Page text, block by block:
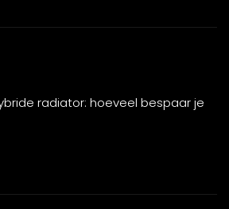
radiator: hoeveel bespaar je